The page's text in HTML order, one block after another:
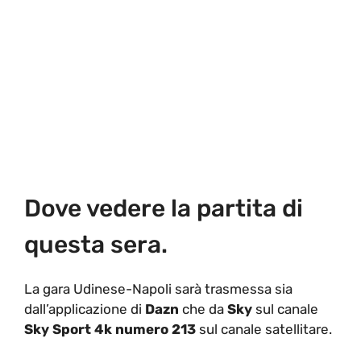
Dove vedere la partita di
questa sera.
La gara Udinese-Napoli sarà trasmessa sia
dall’applicazione di Dazn che da Sky sul canale
Sky Sport 4k numero 213 sul canale satellitare.